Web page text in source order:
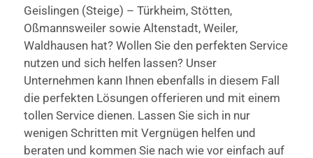
Geislingen (Steige) – Türkheim, Stötten,
Oßmannsweiler sowie Altenstadt, Weiler,
Waldhausen hat? Wollen Sie den perfekten Service
nutzen und sich helfen lassen? Unser
Unternehmen kann Ihnen ebenfalls in diesem Fall
die perfekten Lösungen offerieren und mit einem
tollen Service dienen. Lassen Sie sich in nur
wenigen Schritten mit Vergnügen helfen und
beraten und kommen Sie nach wie vor einfach auf